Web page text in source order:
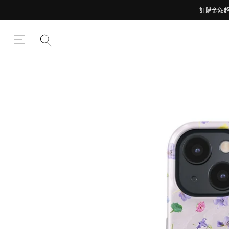
訂購金額